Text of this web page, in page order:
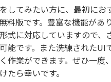
してみたい方に、最初にお
料版です。豊富な機能があ
式に対応していますので、
能です。また洗練されたUI
作業ができます。ぜひ一度
たら幸いです。